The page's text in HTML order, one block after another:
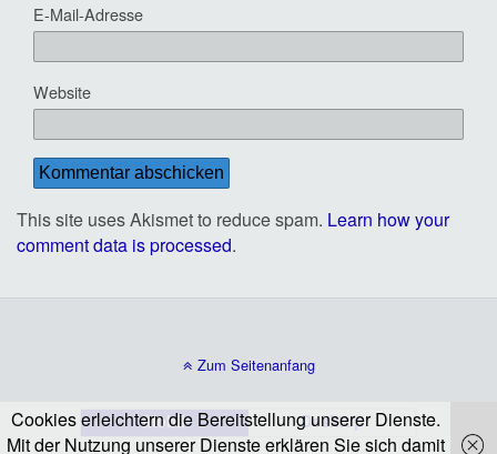
E-Mail-Adresse
Website
This site uses Akismet to reduce spam. Learn how your
comment data is processed.
Zum Seitenanfang
Mobil Desktop
Cookies erleichtern die Bereitstellung unserer Dienste.
Mit der Nutzung unserer Dienste erklären Sie sich damit